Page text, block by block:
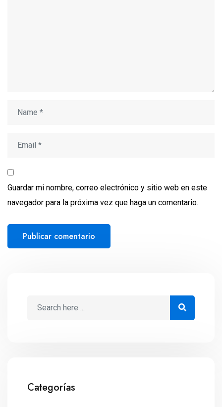
Guardar mi nombre, correo electrónico y sitio web en este
navegador para la próxima vez que haga un comentario.
Categorías